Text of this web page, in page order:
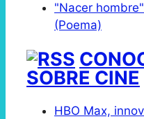
"Nacer
(Poema)
SOBRE CINE
HBO Max,